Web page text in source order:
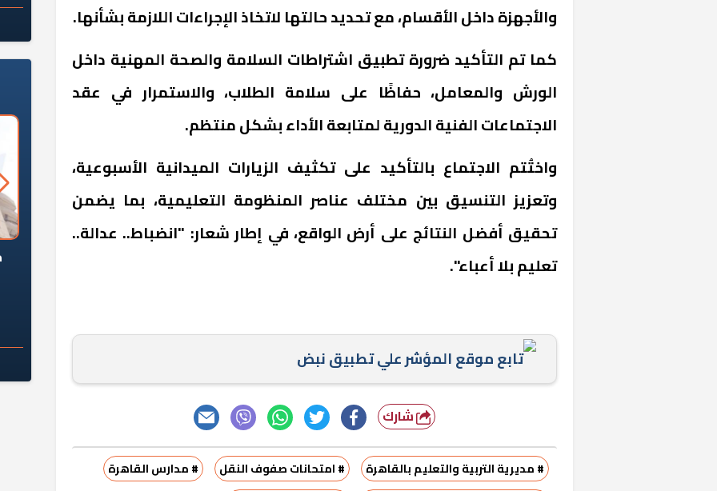
والأجهزة داخل الأقسام، مع تحديد حالتها لاتخاذ الإجراءات اللازمة بشأنها.
كما تم التأكيد ضرورة تطبيق اشتراطات السلامة والصحة المهنية داخل
الورش والمعامل، حفاظًا على سلامة الطلاب، والاستمرار في عقد
الاجتماعات الفنية الدورية لمتابعة الأداء بشكل منتظم.
واختُتم الاجتماع بالتأكيد على تكثيف الزيارات الميدانية الأسبوعية،
وتعزيز التنسيق بين مختلف عناصر المنظومة التعليمية، بما يضمن
تحقيق أفضل النتائج على أرض الواقع، في إطار شعار: "انضباط.. عدالة..
تعليم بلا أعباء".
تابع موقع المؤشر علي تطبيق نبض
شارك
# مديرية التربية والتعليم بالقاهرة # امتحانات صفوف النقل
# مدارس القاهرة